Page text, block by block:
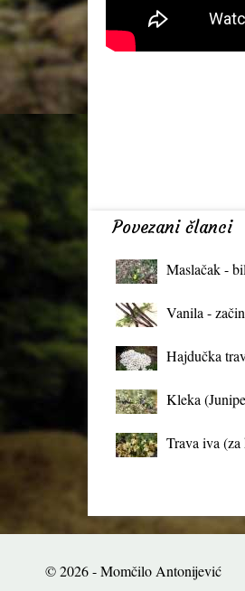
Povezani članci
Maslačak -
Vanila -
Hajdučka
Kleka
Trava iva
© 2026 - Momčilo Antonijević